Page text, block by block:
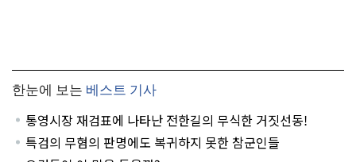
한눈에 보는 베스트 기사
통영시장 재검표에 나타난 전한길의 무식한 거짓선동!
특검의 무혐의 판명에도 복귀하지 못한 참군인들